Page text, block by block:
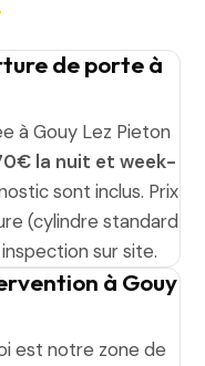
de porte à
à Gouy Lez Pieton
la nuit et week-
sont inclus. Prix
(cylindre standard
sur site.
à Gouy
est notre zone de